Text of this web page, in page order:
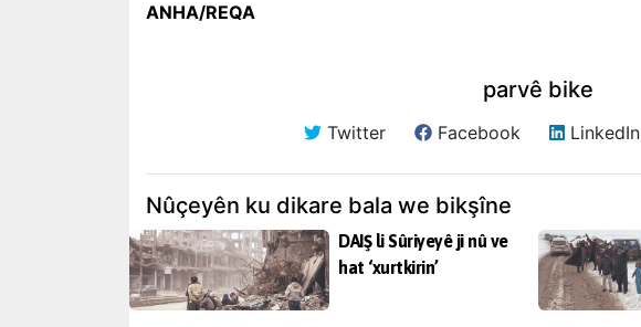
ANHA/REQA
parvê bike
Twitter Facebook LinkedIn
Nûçeyên ku dikare bala we bikşîne
DAIŞ li Sûriyeyê ji nû ve
hat ‘xurtkirin’